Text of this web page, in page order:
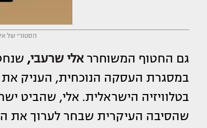
הסטורי של
גם החטוף המשוחרראלי שרעבי,
במסגרת העסקה הנוכחית, העניק את
בטלוויזיה הישראלית. אלי, שהביט
שהסיבה העיקרית שבחר לערוך את